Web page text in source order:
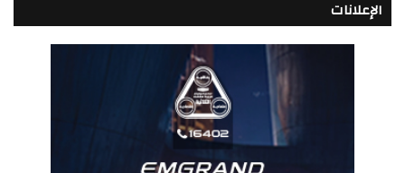
الإعلانات